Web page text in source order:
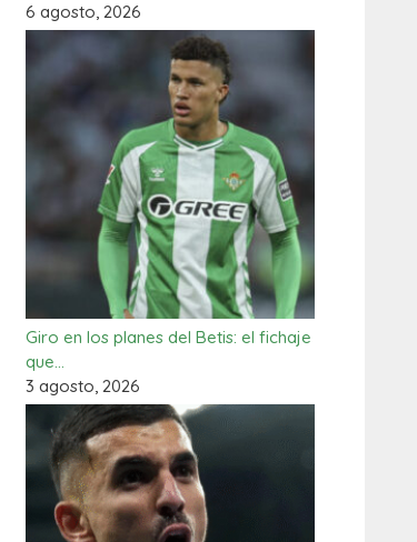
6 agosto, 2026
Giro en los planes del Betis: el fichaje
que…
3 agosto, 2026